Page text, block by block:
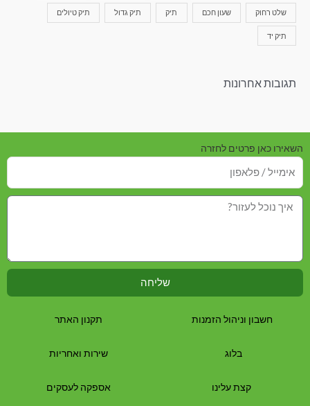
שלט רחוק שעון חכם תיק תיק גדול תיק טיולים
תיק יד
תגובות אחרונות
השאירו כאן פרטים לחזרה
שליחה
חשבון וניהול הזמנות
בלוג
קצת עלינו
תקנון האתר
שירות ואחריות
אספקה לעסקים